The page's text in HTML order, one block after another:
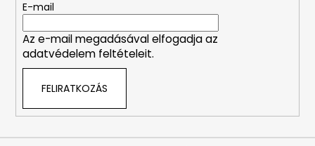
?E-mail
Az e-mail megadásával elfogadja az
adatvédelem feltételeit.
FELIRATKOZÁS